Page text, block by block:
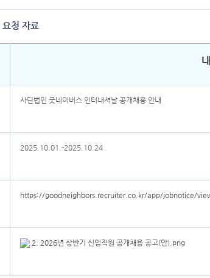
청 자료
사단법인 굿네이버스 인터내셔날 공개채용 안내
2025.10.01.-2025.10.24
https://goodneighbors.recruiter.co.kr/app/jobnotice/
2. 2026년 상반기 신입직원 공개채용 공고(안).png